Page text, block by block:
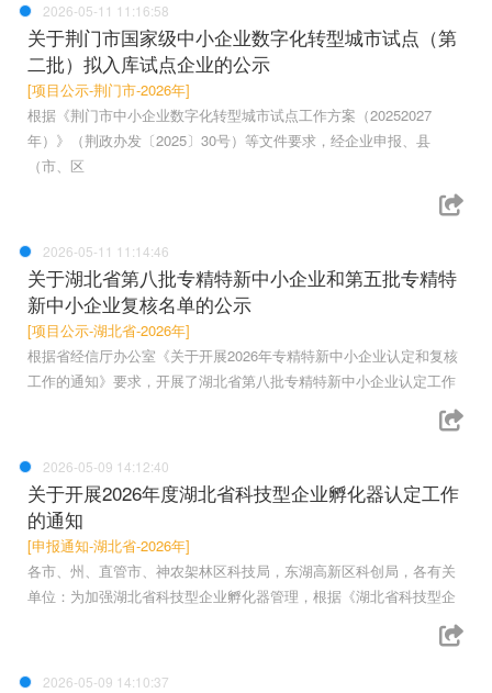
2026-05-11 11:16:58
关于荆门市国家级中小企业数字化转型城市试点（第
二批）拟入库试点企业的公示
[项目公示-荆门市-2026年]
根据《荆门市中小企业数字化转型城市试点工作方案（20252027
年）》（荆政办发〔2025〕30号）等文件要求，经企业申报、县
（市、区
2026-05-11 11:14:46
关于湖北省第八批专精特新中小企业和第五批专精特
新中小企业复核名单的公示
[项目公示-湖北省-2026年]
根据省经信厅办公室《关于开展2026年专精特新中小企业认定和复核
工作的通知》要求，开展了湖北省第八批专精特新中小企业认定工作
2026-05-09 14:12:40
关于开展2026年度湖北省科技型企业孵化器认定工作
的通知
[申报通知-湖北省-2026年]
各市、州、直管市、神农架林区科技局，东湖高新区科创局，各有关
单位：为加强湖北省科技型企业孵化器管理，根据《湖北省科技型企
2026-05-09 14:10:37